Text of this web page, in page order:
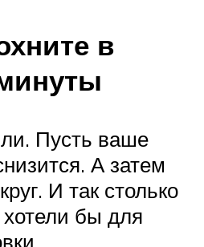
в
Пусть ваше
А затем
И так столько
хотели бы для